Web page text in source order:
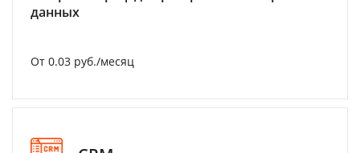
данных
От 0.03 руб./месяц